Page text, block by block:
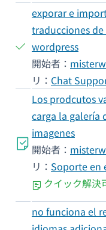
exporar e
traducciones
wordpress
開始者：
リ： Chat
Los prodcutos
carga la galería
imagenes
開始者：
リ： Soporte en
クイック解決
no funciona el